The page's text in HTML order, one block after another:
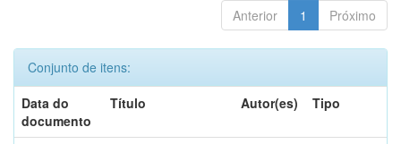
Anterior 1 Próximo
Conjunto de itens:
Data do
documento
Título Autor(es) Tipo